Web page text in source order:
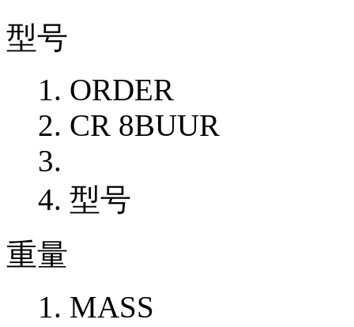
型号
ORDER
CR 8BUUR
型号
重量
MASS